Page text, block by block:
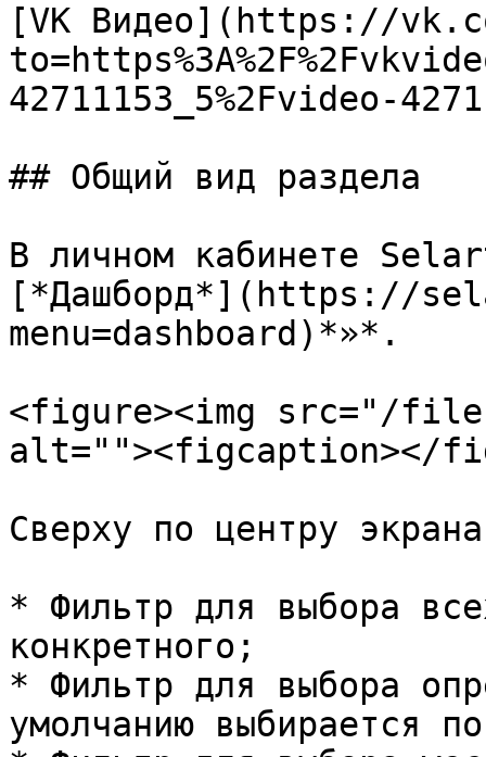
[VK Видео](https://
42711153_5%2Fvideo-
## Общий вид раздела
В личном кабинете
[*Дашборд*](https://
menu=dashboard)*»*.
<figure><img src="/files/
alt=""><figcaption></
Сверху по центру
* Фильтр для выбора
конкретного;
* Фильтр для выбора
умолчанию выбирается